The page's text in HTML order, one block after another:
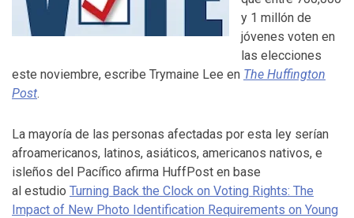
y 1 millón de
jóvenes voten en
las elecciones
este noviembre, escribe Trymaine Lee en The Huffington
Post.
La mayoría de las personas afectadas por esta ley serían
afroamericanos, latinos, asiáticos, americanos nativos, e
isleños del Pacífico afirma HuffPost en base
al estudio Turning Back the Clock on Voting Rights: The
Impact of New Photo Identification Requirements on Young